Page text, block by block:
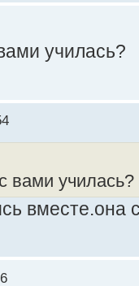
училась?
вами училась?
вместе.она